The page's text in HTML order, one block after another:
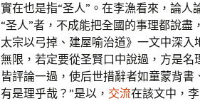
實在也是指“圣人”。在李漁看來，論人
“圣人”者，不成能把全國的事理都說
太宗以弓掉、建屋喻治道》一文中深
無限，若定要從圣賢口中說過，方是
皆評論一過，使后世措辭者如童蒙背
有是理乎哉？”是以， 交流在該文中，